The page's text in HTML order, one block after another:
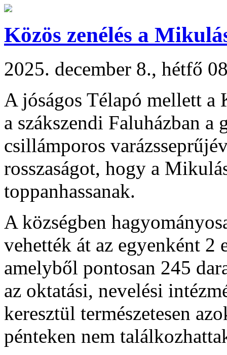
Közös zenélés a
2025. december 8., hétfő
A jóságos Télapó mellett a
a szákszendi Faluházban
csillámporos
rosszaságot, hogy a
toppanhassanak.
A községben
vehették át az egyenként 2
amelyből pontosan 245
az oktatási, nevelési
keresztül természetesen
pénteken nem